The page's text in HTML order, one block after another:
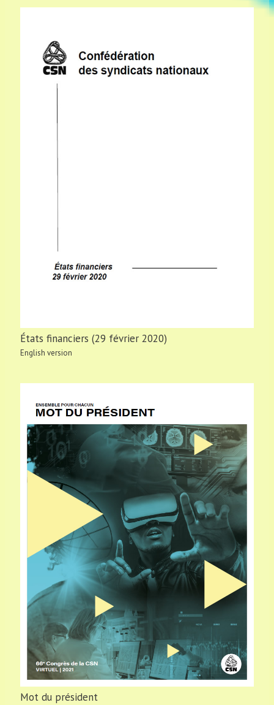
États financiers (29 février 2020)
English version
Mot du président